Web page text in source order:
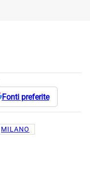
Fonti preferite
MILANO